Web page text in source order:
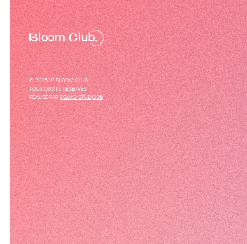
© 2025 LE BLOOM CLUB
TOUS DROITS RÉSERVÉS
RÉALISÉ PARSQUAD STUDIOS®